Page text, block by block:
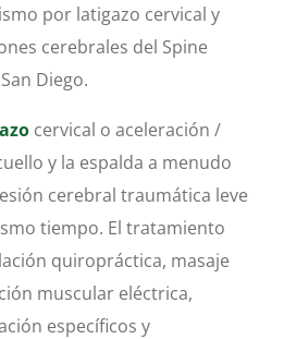
por latigazo cervical y
cerebrales del Spine
Diego.
cervical o aceleración /
y la espalda a menudo
cerebral traumática leve
tiempo. El tratamiento
quiropráctica, masaje
muscular eléctrica,
específicos y